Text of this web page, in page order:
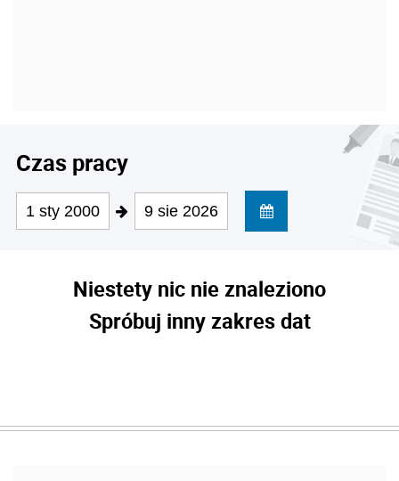
Czas pracy
1 sty 2000 9 sie 2026
Niestety nic nie znaleziono
Spróbuj inny zakres dat